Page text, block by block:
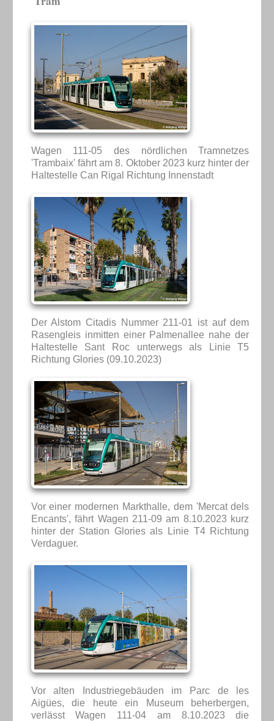
Wagen 111-05 des nördlichen Tramnetzes
'Trambaix' fährt am 8. Oktober 2023 kurz hinter der
Haltestelle Can Rigal Richtung Innenstadt
Der Alstom Citadis Nummer 211-01 ist auf dem
Rasengleis inmitten einer Palmenallee nahe der
Haltestelle Sant Roc unterwegs als Linie T5
Richtung Glories (09.10.2023)
Vor einer modernen Markthalle, dem 'Mercat dels
Encants', fährt Wagen 211-09 am 8.10.2023 kurz
hinter der Station Glories als Linie T4 Richtung
Verdaguer.
Vor alten Industriegebäuden im Parc de les
Aigües, die heute ein Museum beherbergen,
verlässt Wagen 111-04 am 8.10.2023 die